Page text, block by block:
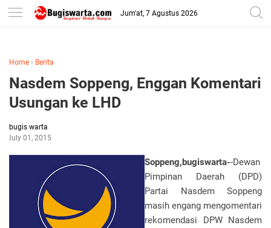
-->
Jum'at, 7 Agustus 2026
Home › Berita
Nasdem Soppeng, Enggan Komentari
Usungan ke LHD
bugis warta
July 01, 2015
Soppeng,bugiswarta--Dewan
Pimpinan Daerah (DPD)
Partai Nasdem Soppeng
masih engang mengomentari
rekomendasi DPW Nasdem